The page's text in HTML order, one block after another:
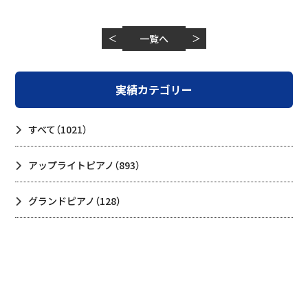
＜ 一覧へ ＞
実績カテゴリー
すべて（1021）
アップライトピアノ （893）
グランドピアノ （128）